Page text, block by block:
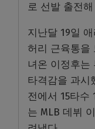
로 선발 출전
지난달 19일
허리 근육통을
녀온 이정후는
타격감을 과시
전에서 15타수
는 MLB 데뷔